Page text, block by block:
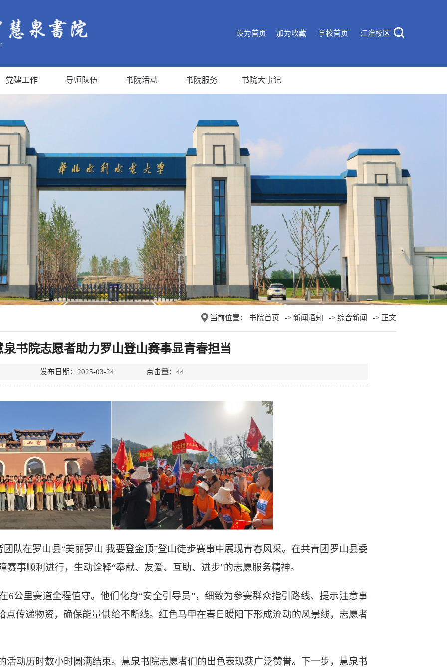
设为首页 加为收藏 学校首页 江淮校区
党建工作 导师队伍 书院活动 书院服务 书院大事记
当前位置： 书院首页 -> 新闻通知 -> 综合新闻 -> 正文
泉书院志愿者助力罗山登山赛事显青春担当
发布日期：2025-03-24 点击量： 44
队在罗山县“美丽罗山 我要登金顶”登山徒步赛事中展现青春风采。在共青团罗山县委
事顺利进行，生动诠释“奉献、友爱、互助、进步”的志愿服务精神。
6公里赛道全程值守。他们化身“安全引导员”，细致为参赛群众指引路线、提示注意事
点传递物资，确保能量供给不断线。红色马甲在春日暖阳下形成流动的风景线，志愿者
活动历时数小时圆满结束。慧泉书院志愿者们的出色表现获广泛赞誉。下一步，慧泉书